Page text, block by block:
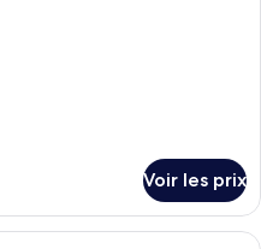
Voir les prix